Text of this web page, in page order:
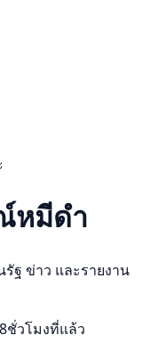
หมีดำ
ฐ ข่าว และรายงาน
ชั่วโมงที่แล้ว